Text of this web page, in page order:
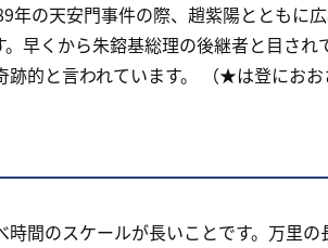
年の天安門事件の際、趙紫陽とともに
早くから朱鎔基総理の後継者と目さ
的と言われています。 （★は登におお
間のスケールが長いことです。万里